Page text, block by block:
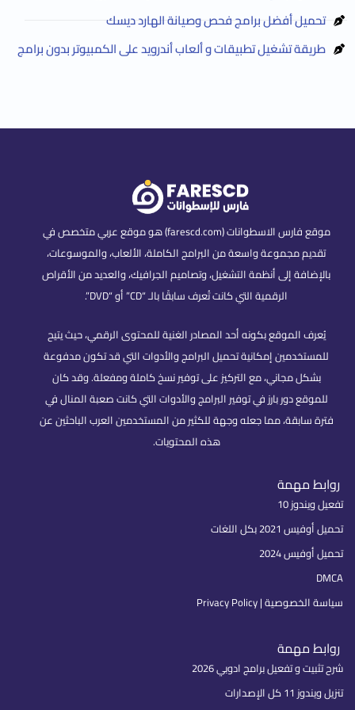
تحميل أفضل برامج فحص وصيانة الهارد ديسك
طريقة تشغيل تطبيقات و ألعاب أندرويد على الكمبيوتر بدون برامج
موقع فارس الاسطوانات (farescd.com) هو موقع عربي متخصص في
تقديم مجموعة واسعة من البرامج الكاملة، الألعاب، والموسوعات،
بالإضافة إلى أنظمة التشغيل، وتصاميم الجرافيك، والعديد من الأقراص
الرقمية التي كانت تُعرف سابقًا بالـ “CD” أو “DVD”.
يُعرف الموقع بكونه أحد المصادر الغنية للمحتوى الرقمي، حيث يتيح
للمستخدمين إمكانية تحميل البرامج والأدوات التي قد تكون مدفوعة
بشكل مجاني، مع التركيز على توفير نسخ كاملة ومفعلة. وقد كان
للموقع دور بارز في توفير البرامج والأدوات التي كانت صعبة المنال في
فترة سابقة، مما جعله وجهة للكثير من المستخدمين العرب الباحثين عن
هذه المحتويات.
روابط مهمة
تفعيل ويندوز 10
تحميل أوفيس 2021 بكل اللغات
تحميل أوفيس 2024
DMCA
سياسة الخصوصية | Privacy Policy
روابط مهمة
شرح تثبيت و تفعيل برامج ادوبي 2026
تنزيل ويندوز 11 كل الإصدارات